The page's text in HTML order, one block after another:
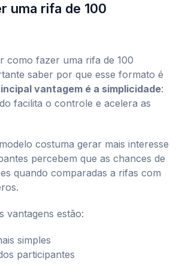
uma rifa de 100
como fazer uma rifa de 100
saber por que esse formato é
vantagem é a simplicidade:
facilita o controle e acelera as
costuma gerar mais interesse
percebem que as chances de
quando comparadas a rifas com
vantagens estão:
simples
participantes